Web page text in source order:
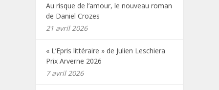
Au risque de l’amour, le nouveau roman
de Daniel Crozes
21 avril 2026
« L’Epris littéraire » de Julien Leschiera
Prix Arverne 2026
7 avril 2026